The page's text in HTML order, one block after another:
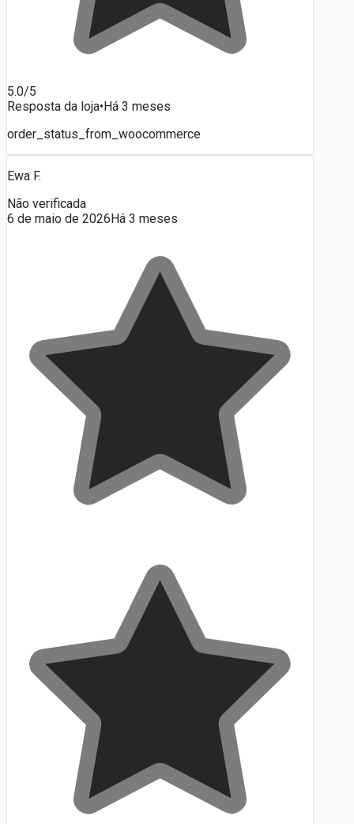
5.0/5
Resposta da loja•Há 3 meses
order_status_from_woocommerce
Ewa F.
Não verificada
6 de maio de 2026Há 3 meses